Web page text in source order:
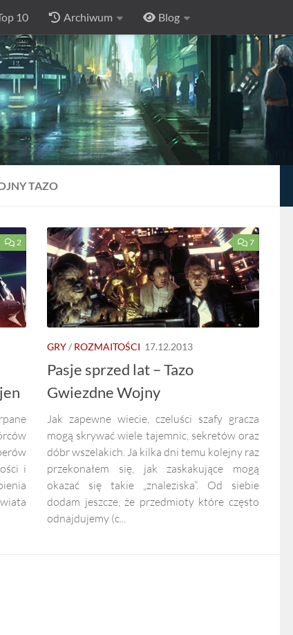
10 Archiwum Blog
TAZO
2
i
7
GRY/ ROZMAITOŚCI 17.12.2013
Pasje sprzed lat – Tazo
Gwiezdne Wojny
Jak zapewne wiecie, czeluści szafy gracza
mogą skrywać wiele tajemnic, sekretów oraz
dóbr wszelakich. Ja kilka dni temu kolejny raz
przekonałem się, jak zaskakujące mogą
okazać się takie „znaleziska”. Od siebie
dodam jeszcze, że przedmioty które często
odnajdujemy (c...